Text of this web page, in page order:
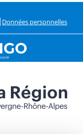
Données personnelles